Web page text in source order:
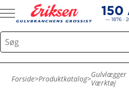
Forside>Produktkatalog>Gulvlægger
Værktøj